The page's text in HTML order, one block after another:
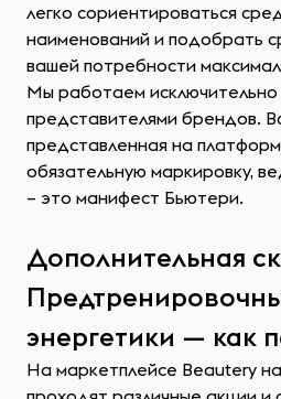
легко сориентироваться
наименований и подобрать
вашей потребности
Мы работаем
представителями брендов.
представленная на
обязательную маркировку,
– это манифест Бьютери.
Дополнительная
энергетики — как
На маркетплейсе Beautery